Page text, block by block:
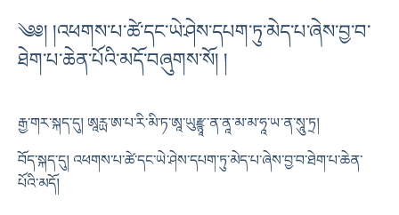
༄༅། །འཕགས་པ་ཚེ་དང་ཡེ་ཤེས་དཔག་ཏུ་མེད་པ་ཞེས་བྱ་བ་
ཐེག་པ་ཆེན་པོའི་མདོ་བཞུགས་སོ། །
རྒྱ་གར་སྐད་དུ། ཨཱརྻ་ཨ་པ་རི་མི་ཏ་ཨཱ་ཡུརྫྙཱ་ན་ནཱ་མ་མ་ཧཱ་ཡ་ན་སཱུ་ཏྲ།
བོད་སྐད་དུ། འཕགས་པ་ཚེ་དང་ཡེ་ཤེས་དཔག་ཏུ་མེད་པ་ཞེས་བྱ་བ་ཐེག་པ་ཆེན་
པོའི་མདོ།